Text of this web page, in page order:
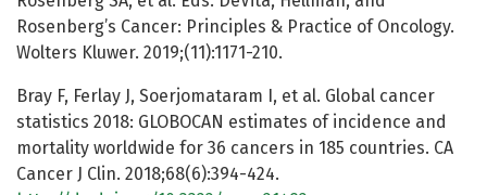
Rosenberg’s Cancer: Principles & Practice of Oncology.
Wolters Kluwer. 2019;(11):1171-210.
Bray F, Ferlay J, Soerjomataram I, et al. Global cancer
statistics 2018: GLOBOCAN estimates of incidence and
mortality worldwide for 36 cancers in 185 countries. CA
Cancer J Clin. 2018;68(6):394-424.